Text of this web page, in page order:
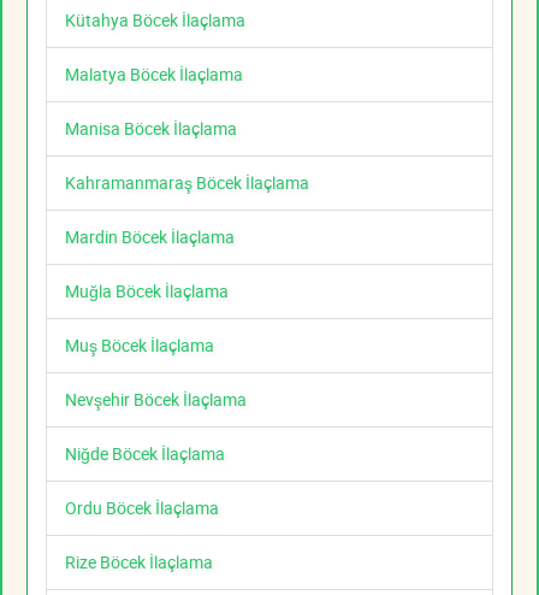
Kütahya Böcek İlaçlama
Malatya Böcek İlaçlama
Manisa Böcek İlaçlama
Kahramanmaraş Böcek İlaçlama
Mardin Böcek İlaçlama
Muğla Böcek İlaçlama
Muş Böcek İlaçlama
Nevşehir Böcek İlaçlama
Niğde Böcek İlaçlama
Ordu Böcek İlaçlama
Rize Böcek İlaçlama